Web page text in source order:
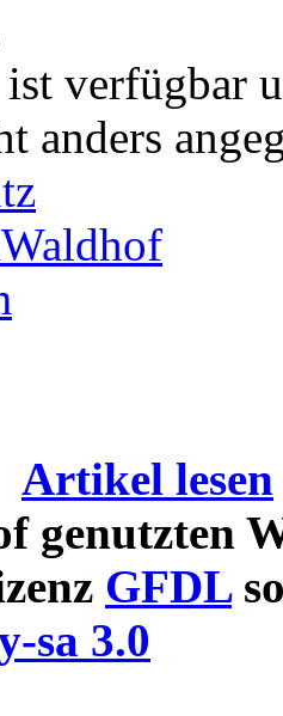
verfügbar
anders
Artikel lesen
genutzten
GFDL
sa 3.0